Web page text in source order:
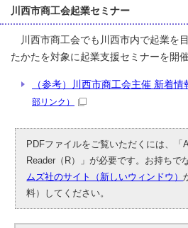
川西市商工会起業セミナー
川西市商工会でも川西市内で起業を
たかたを対象に起業支援セミナーを開
（参考）川西市商工会主催 新着
部リンク）
PDFファイルをご覧いただくには、「
Reader（R）」が必要です。お持ちで
ムズ社のサイト（新しいウィンドウ）
料）してください。